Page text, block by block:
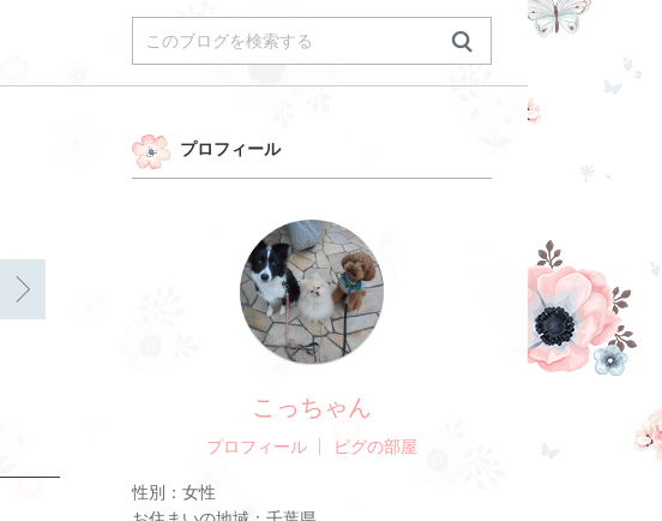
プロフィール
こっちゃん
プロフィール ピグの部屋
性別： 女性